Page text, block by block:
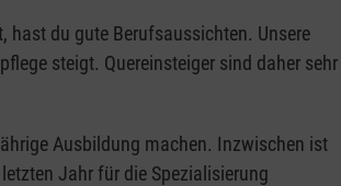
hast du gute Berufsaussichten. Unsere
steigt. Quereinsteiger sind daher sehr
Ausbildung machen. Inzwischen ist
Jahr für die Spezialisierung